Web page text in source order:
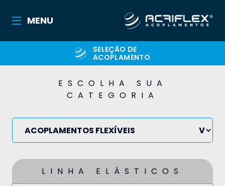
MENU
SELEÇÃO DE
ACOPLAMENTO
ESCOLHA SUA
CATEGORIA
LINHA ELÁSTICOS